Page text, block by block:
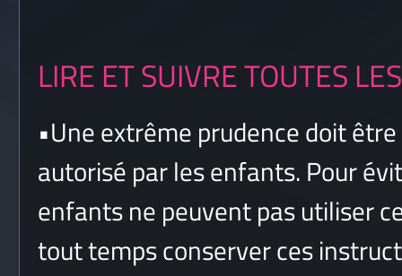
LIRE ET SUIVRE TOUTES
•Une extrême prudence doit
autorisé par les enfants. Pour
enfants ne peuvent pas utiliser
tout temps conserver ces